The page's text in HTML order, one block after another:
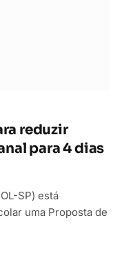
reduzir
para 4 dias
SP) está
uma Proposta de